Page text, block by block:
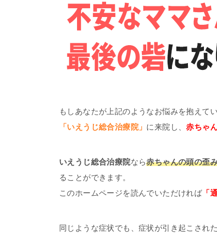
もしあなたが上記のようなお悩みを抱え
「いえうじ総合治療院」 に来院し、赤ちゃ
いえうじ総合治療院なら赤ちゃんの頭の歪
ることができます。
このホームページを読んでいただければ 「
同じような症状でも、症状が引き起こされ